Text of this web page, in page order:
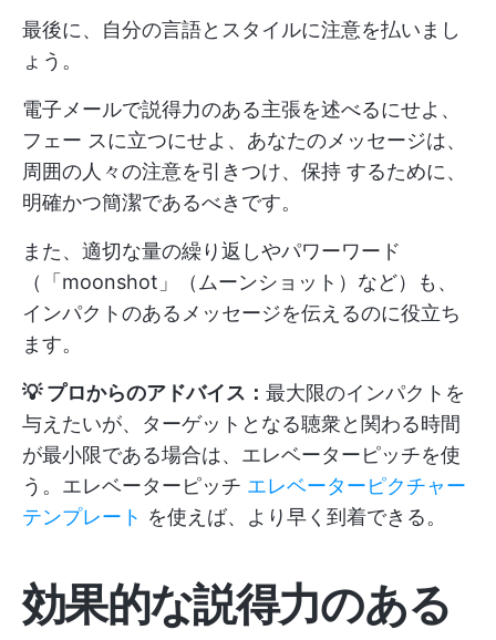
最後に、自分の言語とスタイルに注意を払いまし
ょう。
電子メールで説得力のある主張を述べるにせよ、
フェー スに立つにせよ、あなたのメッセージは、
周囲の人々の注意を引きつけ、保持 するために、
明確かつ簡潔であるべきです。
また、適切な量の繰り返しやパワーワード
（「moonshot」（ムーンショット）など）も、
インパクトのあるメッセージを伝えるのに役立ち
ます。
💡 プロからのアドバイス： 最大限のインパクトを
与えたいが、ターゲットとなる聴衆と関わる時間
が最小限である場合は、エレベーターピッチを使
う。エレベーターピッチ エレベーターピクチャー
テンプレート を使えば、より早く到着できる。
効果的な説得力のある